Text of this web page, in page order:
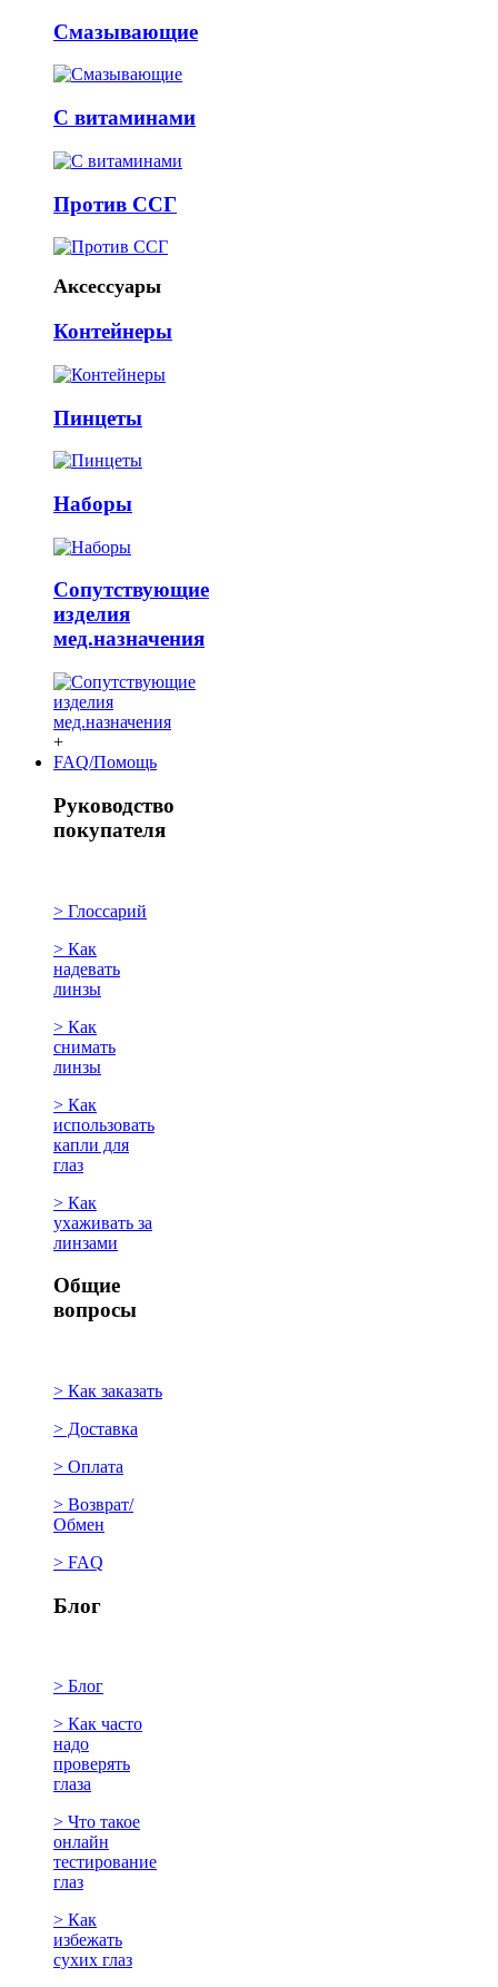
Смазывающие
С витаминами
Против ССГ
Аксессуары
Контейнеры
Пинцеты
Наборы
Сопутствующие
изделия
мед.назначения
+
FAQ/Помощь
Руководство
покупателя
> Глоссарий
> Как
надевать
линзы
> Как
снимать
линзы
> Как
использовать
капли для
глаз
> Как
ухаживать за
линзами
Общие
вопросы
> Как заказать
> Доставка
> Оплата
> Возврат/
Обмен
> FAQ
Блог
> Блог
> Как часто
надо
проверять
глаза
> Что такое
онлайн
тестирование
глаз
> Как
избежать
сухих глаз